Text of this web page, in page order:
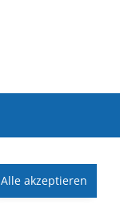
Alle akzeptieren